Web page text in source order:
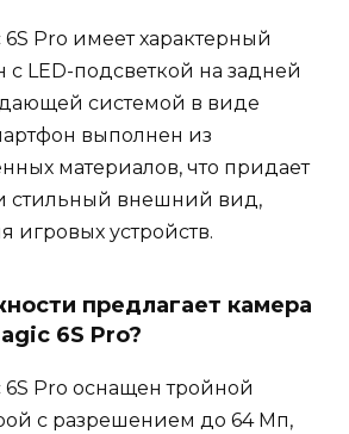
Pro имеет характерный
LED-подсветкой на задней
системой в виде
выполнен из
материалов, что придает
стильный внешний вид,
игровых устройств.
предлагает камера
6S Pro?
6S Pro оснащен тройной
с разрешением до 64 Мп,